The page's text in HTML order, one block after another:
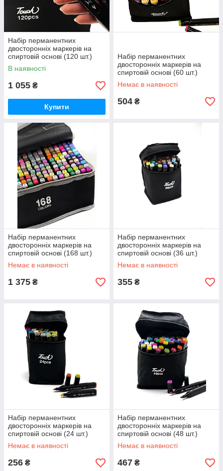
Набір перманентних
двосторонніх маркерів на
спиртовій основі (120 шт.)
В наявності
1 055 ₴
Купити
Набір перманентних
двосторонніх маркерів на
спиртовій основі (60 шт.)
Немає в наявності
504 ₴
Набір перманентних
двосторонніх маркерів на
спиртовій основі (168 шт.)
Немає в наявності
1 375 ₴
Набір перманентних
двосторонніх маркерів на
спиртовій основі (36 шт.)
Немає в наявності
355 ₴
Набір перманентних
двосторонніх маркерів на
спиртовій основі (24 шт.)
Немає в наявності
256 ₴
Набір перманентних
двосторонніх маркерів на
спиртовій основі (48 шт.)
Немає в наявності
467 ₴